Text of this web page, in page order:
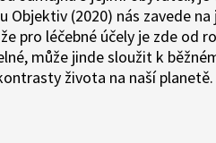
(2020) nás zavede
pro léčebné účely je zde od
může jinde sloužit k
života na naší planetě.